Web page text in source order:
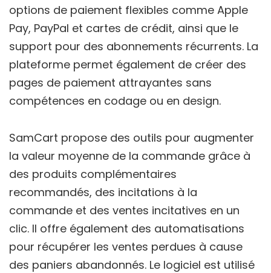
options de paiement flexibles comme Apple
Pay, PayPal et cartes de crédit, ainsi que le
support pour des abonnements récurrents. La
plateforme permet également de créer des
pages de paiement attrayantes sans
compétences en codage ou en design.
SamCart propose des outils pour augmenter
la valeur moyenne de la commande grâce à
des produits complémentaires
recommandés, des incitations à la
commande et des ventes incitatives en un
clic. Il offre également des automatisations
pour récupérer les ventes perdues à cause
des paniers abandonnés. Le logiciel est utilisé